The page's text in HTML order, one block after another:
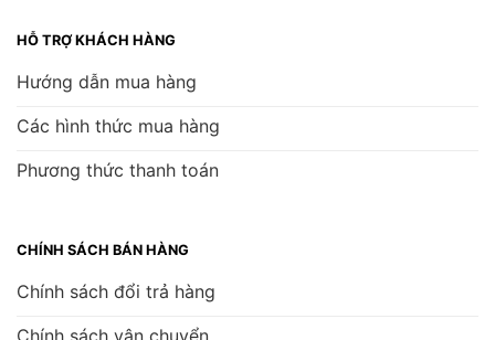
HỖ TRỢ KHÁCH HÀNG
Hướng dẫn mua hàng
Các hình thức mua hàng
Phương thức thanh toán
CHÍNH SÁCH BÁN HÀNG
Chính sách đổi trả hàng
Chính sách vận chuyển